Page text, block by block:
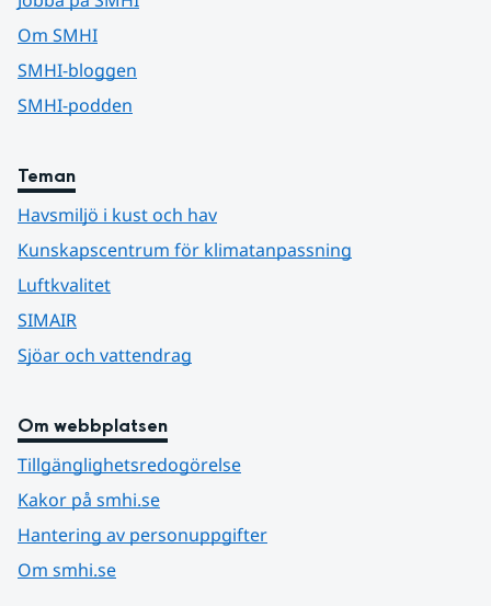
Om SMHI
SMHI-bloggen
SMHI-podden
Teman
Havsmiljö i kust och hav
Kunskapscentrum för klimatanpassning
Luftkvalitet
SIMAIR
Sjöar och vattendrag
Om webbplatsen
Tillgänglighetsredogörelse
Kakor på smhi.se
Hantering av personuppgifter
Om smhi.se